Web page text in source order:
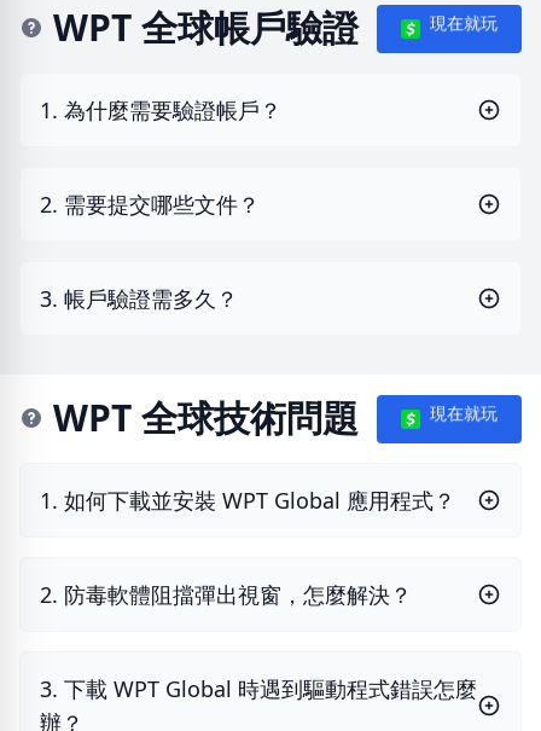
WPT 全球帳戶驗證 現在就玩
1. 為什麼需要驗證帳戶？
2. 需要提交哪些文件？
3. 帳戶驗證需多久？
WPT 全球技術問題 現在就玩
1. 如何下載並安裝 WPT Global 應用程式？
2. 防毒軟體阻擋彈出視窗，怎麼解決？
3. 下載 WPT Global 時遇到驅動程式錯誤怎麼
辦？